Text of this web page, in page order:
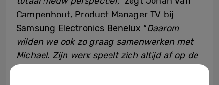
Campenhout, Product Manager TV bij
Samsung Electronics Benelux “Daarom
wilden we ook zo graag samenwerken met
Michael. Zijn werk speelt zich altijd af op de
grenzen van kunst en perceptie. Cercle doet